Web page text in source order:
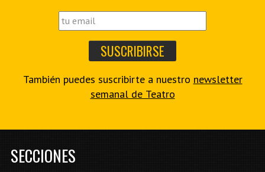
También puedes suscribirte a nuestro newsletter
semanal de Teatro
SECCIONES